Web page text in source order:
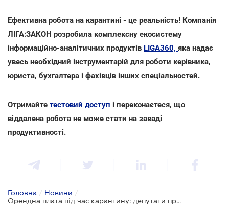
Ефективна робота на карантині - це реальність! Компанія
ЛІГА:ЗАКОН розробила комплексну екосистему
інформаційно-аналітичних продуктів LIGA360, яка надає
увесь необхідний інструментарій для роботи керівника,
юриста, бухгалтера і фахівців інших спеціальностей.
Отримайте тестовий доступ і переконаєтеся, що
віддалена робота не може стати на заваді
продуктивності.
Головна / Новини /
Орендна плата під час карантину: депутати пропонують оновити правила